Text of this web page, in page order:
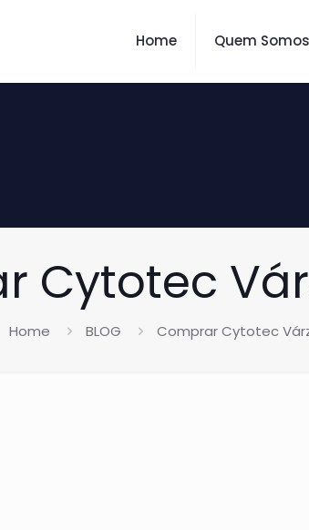
Home Quem
Cytotec
Home BLOG Comprar Cytotec